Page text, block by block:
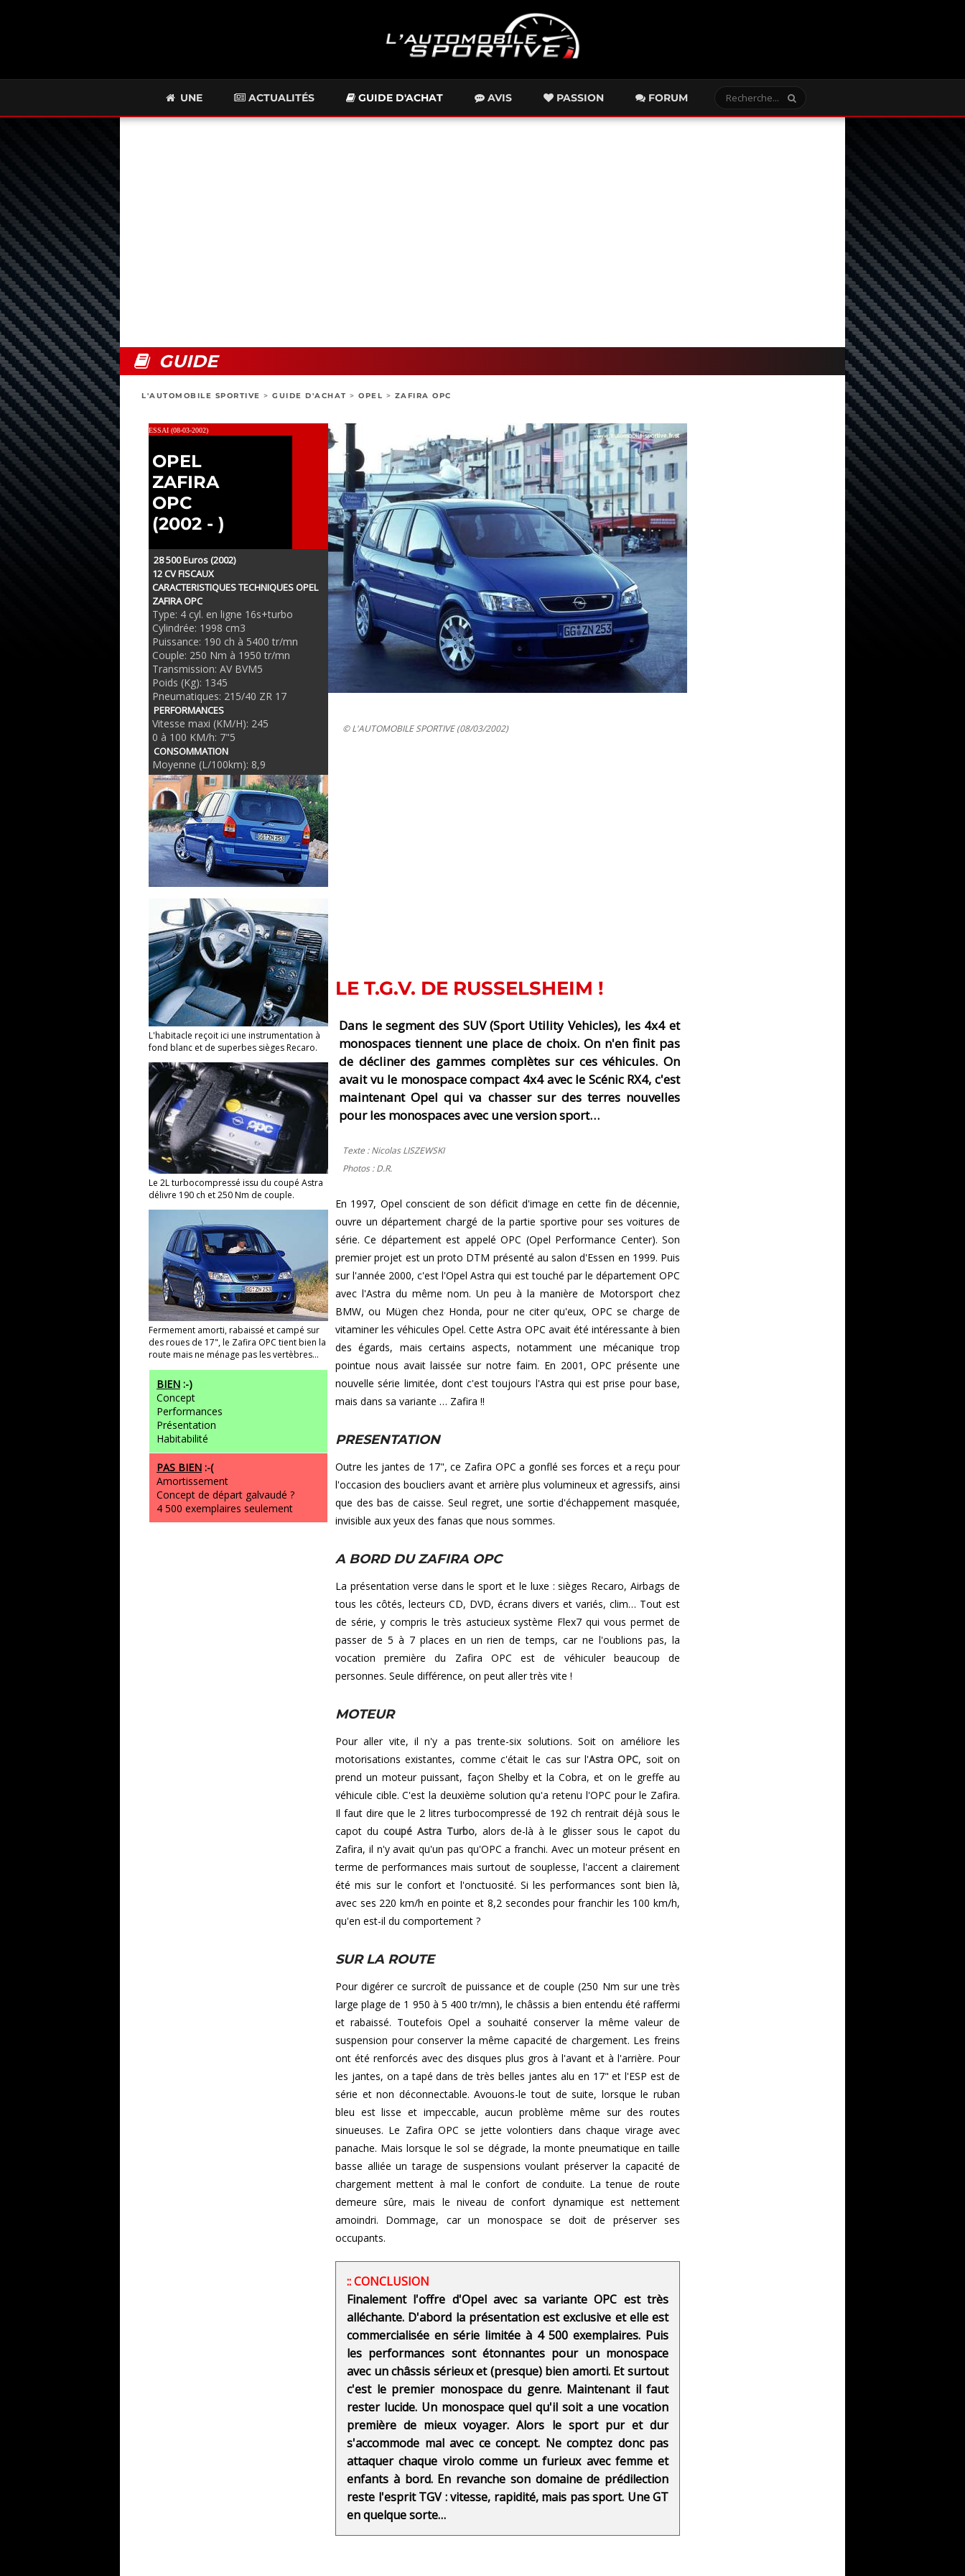
UNE ACTUALITÉS GUIDE D'ACHAT AVIS PASSION FORUM
GUIDE
L'AUTOMOBILE SPORTIVE > GUIDE D'ACHAT > OPEL > ZAFIRA OPC
ESSAI (08-03-2002)
OPEL
ZAFIRA
OPC
(2002 - )
28 500 Euros (2002)
12 CV FISCAUX
CARACTERISTIQUES TECHNIQUES OPEL
ZAFIRA OPC
Type: 4 cyl. en ligne 16s+turbo
Cylindrée: 1998 cm3
Puissance: 190 ch à 5400 tr/mn
Couple: 250 Nm à 1950 tr/mn
Transmission: AV BVM5
Poids (Kg): 1345
Pneumatiques: 215/40 ZR 17
PERFORMANCES
Vitesse maxi (KM/H): 245
0 à 100 KM/h: 7"5
CONSOMMATION
Moyenne (L/100km): 8,9
L'habitacle reçoit ici une instrumentation à
fond blanc et de superbes sièges Recaro.
Le 2L turbocompressé issu du coupé Astra
délivre 190 ch et 250 Nm de couple.
Fermement amorti, rabaissé et campé sur
des roues de 17", le Zafira OPC tient bien la
route mais ne ménage pas les vertèbres...
BIEN :-)
Concept
Performances
Présentation
Habitabilité
PAS BIEN :-(
Amortissement
Concept de départ galvaudé ?
4 500 exemplaires seulement
© L'AUTOMOBILE SPORTIVE (08/03/2002)
LE T.G.V. DE RUSSELSHEIM !
Dans le segment des SUV (Sport Utility Vehicles), les 4x4 et
monospaces tiennent une place de choix. On n'en finit pas
de décliner des gammes complètes sur ces véhicules. On
avait vu le monospace compact 4x4 avec le Scénic RX4, c'est
maintenant Opel qui va chasser sur des terres nouvelles
pour les monospaces avec une version sport…
Texte : Nicolas LISZEWSKI
Photos : D.R.
En 1997, Opel conscient de son déficit d'image en cette fin de décennie,
ouvre un département chargé de la partie sportive pour ses voitures de
série. Ce département est appelé OPC (Opel Performance Center). Son
premier projet est un proto DTM présenté au salon d'Essen en 1999. Puis
sur l'année 2000, c'est l'Opel Astra qui est touché par le département OPC
avec l'Astra du même nom. Un peu à la manière de Motorsport chez
BMW, ou Mügen chez Honda, pour ne citer qu'eux, OPC se charge de
vitaminer les véhicules Opel. Cette Astra OPC avait été intéressante à bien
des égards, mais certains aspects, notamment une mécanique trop
pointue nous avait laissée sur notre faim. En 2001, OPC présente une
nouvelle série limitée, dont c'est toujours l'Astra qui est prise pour base,
mais dans sa variante … Zafira !!
PRESENTATION
Outre les jantes de 17", ce Zafira OPC a gonflé ses forces et a reçu pour
l'occasion des boucliers avant et arrière plus volumineux et agressifs, ainsi
que des bas de caisse. Seul regret, une sortie d'échappement masquée,
invisible aux yeux des fanas que nous sommes.
A BORD DU ZAFIRA OPC
La présentation verse dans le sport et le luxe : sièges Recaro, Airbags de
tous les côtés, lecteurs CD, DVD, écrans divers et variés, clim… Tout est
de série, y compris le très astucieux système Flex7 qui vous permet de
passer de 5 à 7 places en un rien de temps, car ne l'oublions pas, la
vocation première du Zafira OPC est de véhiculer beaucoup de
personnes. Seule différence, on peut aller très vite !
MOTEUR
Pour aller vite, il n'y a pas trente-six solutions. Soit on améliore les
motorisations existantes, comme c'était le cas sur l'Astra OPC, soit on
prend un moteur puissant, façon Shelby et la Cobra, et on le greffe au
véhicule cible. C'est la deuxième solution qu'a retenu l'OPC pour le Zafira.
Il faut dire que le 2 litres turbocompressé de 192 ch rentrait déjà sous le
capot du coupé Astra Turbo, alors de-là à le glisser sous le capot du
Zafira, il n'y avait qu'un pas qu'OPC a franchi. Avec un moteur présent en
terme de performances mais surtout de souplesse, l'accent a clairement
été mis sur le confort et l'onctuosité. Si les performances sont bien là,
avec ses 220 km/h en pointe et 8,2 secondes pour franchir les 100 km/h,
qu'en est-il du comportement ?
SUR LA ROUTE
Pour digérer ce surcroît de puissance et de couple (250 Nm sur une très
large plage de 1 950 à 5 400 tr/mn), le châssis a bien entendu été raffermi
et rabaissé. Toutefois Opel a souhaité conserver la même valeur de
suspension pour conserver la même capacité de chargement. Les freins
ont été renforcés avec des disques plus gros à l'avant et à l'arrière. Pour
les jantes, on a tapé dans de très belles jantes alu en 17" et l'ESP est de
série et non déconnectable. Avouons-le tout de suite, lorsque le ruban
bleu est lisse et impeccable, aucun problème même sur des routes
sinueuses. Le Zafira OPC se jette volontiers dans chaque virage avec
panache. Mais lorsque le sol se dégrade, la monte pneumatique en taille
basse alliée un tarage de suspensions voulant préserver la capacité de
chargement mettent à mal le confort de conduite. La tenue de route
demeure sûre, mais le niveau de confort dynamique est nettement
amoindri. Dommage, car un monospace se doit de préserver ses
occupants.
:: CONCLUSION
Finalement l'offre d'Opel avec sa variante OPC est très
alléchante. D'abord la présentation est exclusive et elle est
commercialisée en série limitée à 4 500 exemplaires. Puis
les performances sont étonnantes pour un monospace
avec un châssis sérieux et (presque) bien amorti. Et surtout
c'est le premier monospace du genre. Maintenant il faut
rester lucide. Un monospace quel qu'il soit a une vocation
première de mieux voyager. Alors le sport pur et dur
s'accommode mal avec ce concept. Ne comptez donc pas
attaquer chaque virolo comme un furieux avec femme et
enfants à bord. En revanche son domaine de prédilection
reste l'esprit TGV : vitesse, rapidité, mais pas sport. Une GT
en quelque sorte…